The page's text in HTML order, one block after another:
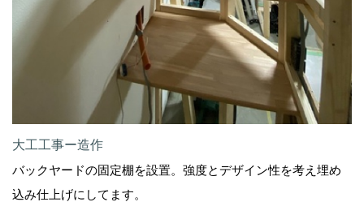
大工工事ー造作
バックヤードの固定棚を設置。強度とデザイン性を考え埋め
込み仕上げにしてます。